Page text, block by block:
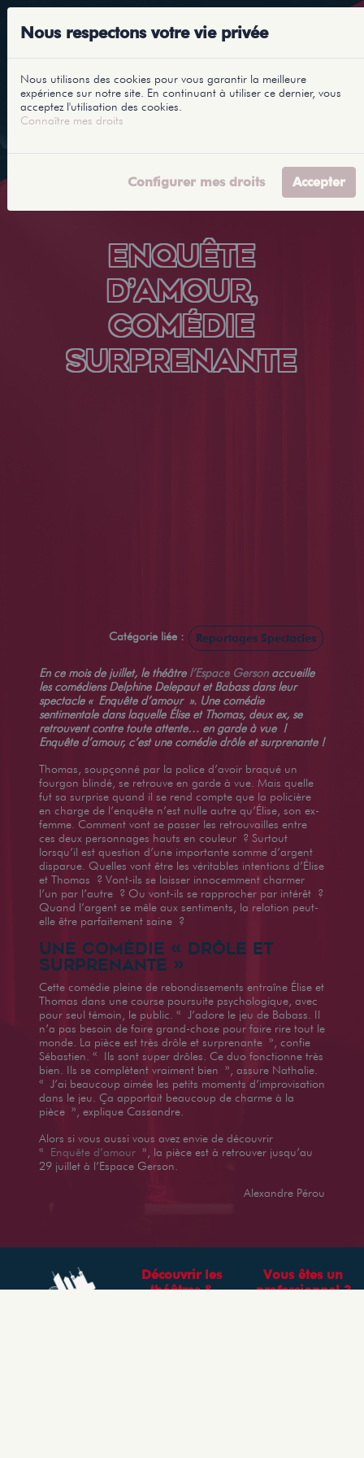
ENQUÊTE
D’AMOUR,
COMÉDIE
SURPRENANTE
Catégorie liée : Reportages Spectacles
En ce mois de juillet, le théâtre l’Espace Gersonaccueille
les comédiens Delphine Delepaut et Babass dans leur
spectacle « Enquête d’amour ». Une comédie
sentimentale dans laquelle Élise et Thomas, deux ex, se
retrouvent contre toute attente… en garde à vue !
Enquête d’amour, c’est une comédie drôle et surprenante !
Thomas, soupçonné par la police d’avoir braqué un
fourgon blindé, se retrouve en garde à vue. Mais quelle
fut sa surprise quand il se rend compte que la policière
en charge de l’enquête n’est nulle autre qu’Élise, son ex-
femme. Comment vont se passer les retrouvailles entre
ces deux personnages hauts en couleur ? Surtout
lorsqu’il est question d’une importante somme d’argent
disparue. Quelles vont être les véritables intentions d’Élise
et Thomas ? Vont-ils se laisser innocemment charmer
l’un par l’autre ? Ou vont-ils se rapprocher par intérêt ?
Quand l’argent se mêle aux sentiments, la relation peut-
elle être parfaitement saine ?
UNE COMÉDIE « DRÔLE ET
SURPRENANTE »
Cette comédie pleine de rebondissements entraîne Élise et
Thomas dans une course poursuite psychologique, avec
pour seul témoin, le public. « J’adore le jeu de Babass. Il
n’a pas besoin de faire grand-chose pour faire rire tout le
monde. La pièce est très drôle et surprenante », confie
Sébastien. « Ils sont super drôles. Ce duo fonctionne très
bien. Ils se complètent vraiment bien », assure Nathalie.
« J’ai beaucoup aimée les petits moments d’improvisation
dans le jeu. Ça apportait beaucoup de charme à la
pièce », explique Cassandre.
Alors si vous aussi vous avez envie de découvrir
« Enquête d’amour », la pièce est à retrouver jusqu’au
29 juillet à l’Espace Gerson.
Alexandre Pérou
Découvrir les
théâtres &
Vous êtes un
professionnel ?
Nous respectons votre vie privée
Nous utilisons des cookies pour vous garantir la meilleure
expérience sur notre site. En continuant à utiliser ce dernier, vous
acceptez l'utilisation des cookies.
Connaître mes droits
Configurer mes droits Accepter